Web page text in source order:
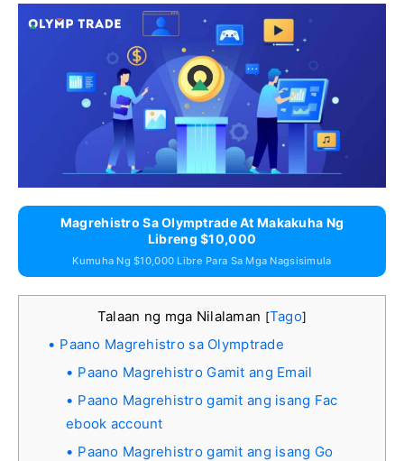
Magrehistro Sa Olymptrade At Makakuha Ng
Libreng $10,000
Kumuha Ng $10,000 Libre Para Sa Mga Nagsisimula
Talaan ng mga Nilalaman [Tago]
Paano Magrehistro sa Olymptrade
Paano Magrehistro Gamit ang Email
Paano Magrehistro gamit ang isang Fac
ebook account
Paano Magrehistro gamit ang isang Go